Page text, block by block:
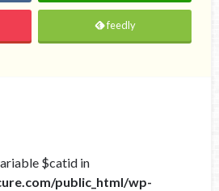
feedly
$catid in
public_html/wp-